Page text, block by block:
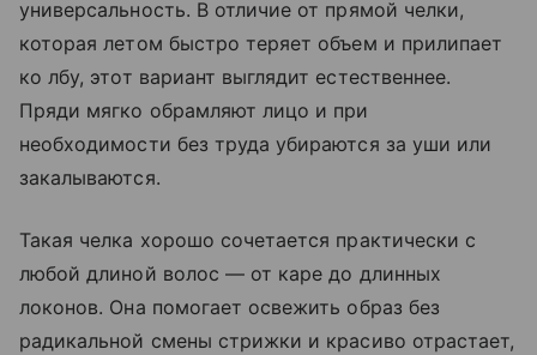
универсальность. В отличие от прямой челки,
которая летом быстро теряет объем и прилипает
ко лбу, этот вариант выглядит естественнее.
Пряди мягко обрамляют лицо и при
необходимости без труда убираются за уши или
закалываются.
Такая челка хорошо сочетается практически с
любой длиной волос — от каре до длинных
локонов. Она помогает освежить образ без
радикальной смены стрижки и красиво отрастает,